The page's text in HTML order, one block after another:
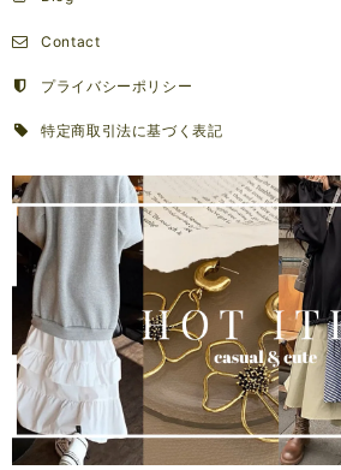
Contact
プライバシーポリシー
特定商取引法に基づく表記